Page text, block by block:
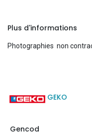
Plus d'informations
Photographies non
GEKO
Gencod